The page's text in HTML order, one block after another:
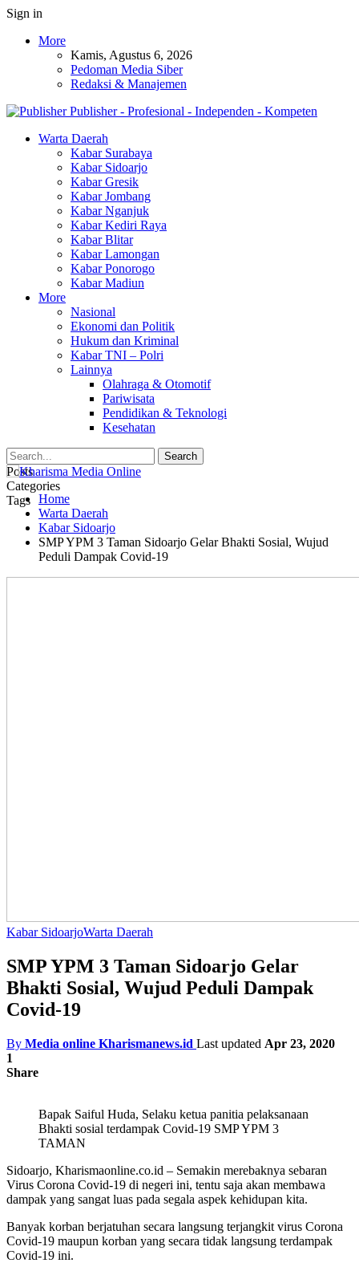
Sign in
More
Kamis, Agustus 6, 2026
Pedoman Media Siber
Redaksi & Manajemen
Publisher - Profesional - Independen - Kompeten
Warta Daerah
Kabar Surabaya
Kabar Sidoarjo
Kabar Gresik
Kabar Jombang
Kabar Nganjuk
Kabar Kediri Raya
Kabar Blitar
Kabar Lamongan
Kabar Ponorogo
Kabar Madiun
More
Nasional
Ekonomi dan Politik
Hukum dan Kriminal
Kabar TNI – Polri
Lainnya
Olahraga & Otomotif
Pariwisata
Pendidikan & Teknologi
Kesehatan
Posts
Categories
Tags Home
Warta Daerah
Kabar Sidoarjo
SMP YPM 3 Taman Sidoarjo Gelar Bhakti Sosial, Wujud
Peduli Dampak Covid-19
Kabar SidoarjoWarta Daerah
SMP YPM 3 Taman Sidoarjo Gelar
Bhakti Sosial, Wujud Peduli Dampak
Covid-19
By Media online Kharismanews.id Last updated Apr 23, 2020
1
Share
Bapak Saiful Huda, Selaku ketua panitia pelaksanaan
Bhakti sosial terdampak Covid-19 SMP YPM 3
TAMAN
Sidoarjo, Kharismaonline.co.id – Semakin merebaknya sebaran
Virus Corona Covid-19 di negeri ini, tentu saja akan membawa
dampak yang sangat luas pada segala aspek kehidupan kita.
Banyak korban berjatuhan secara langsung terjangkit virus Corona
Covid-19 maupun korban yang secara tidak langsung terdampak
Covid-19 ini.